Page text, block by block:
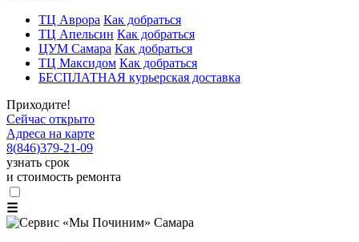
ТЦ Аврора Как добраться
ТЦ Апельсин Как добраться
ЦУМ Самара Как добраться
ТЦ Максидом Как добраться
БЕСПЛАТНАЯ курьерская доставка
Приходите!
Сейчас открыто
Адреса на карте
8(846)379-21-09
узнать срок
и стоимость ремонта
☰